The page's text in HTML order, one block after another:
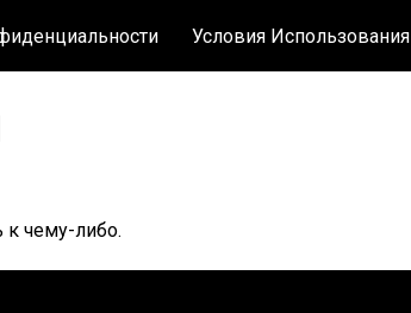
Условия Использования
к чему-либо.